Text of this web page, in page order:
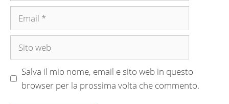
Email
Sito
Salva il mio nome, email e sito web in questo
browser per la prossima volta che commento.